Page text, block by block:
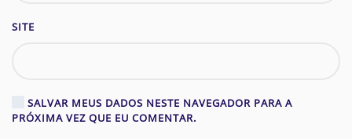
SITE
SALVAR MEUS DADOS NESTE NAVEGADOR PARA A
PRÓXIMA VEZ QUE EU COMENTAR.